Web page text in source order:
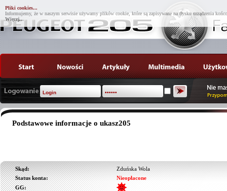
Pliki cookies...
Informujemy, że w naszym serwisie używamy plików cookie, które są zapisywane na dysku urządzenia
Więcej...
Podstawowe informacje o ukasz205
Skąd:
Zduńska Wola
Status konta:
Nieopłacone
GG: